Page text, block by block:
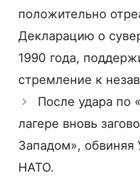
положительно
Декларацию о
1990 года,
стремление к
После удара по
лагере вновь
Западом», обвиняя
НАТО.